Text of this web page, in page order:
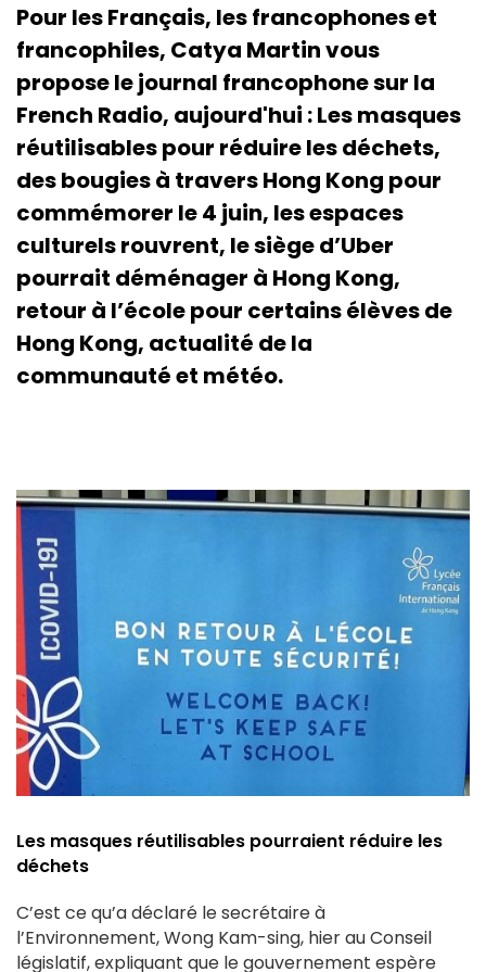
Pour les Français, les francophones et
francophiles, Catya Martin vous
propose le journal francophone sur la
French Radio, aujourd'hui : Les masques
réutilisables pour réduire les déchets,
des bougies à travers Hong Kong pour
commémorer le 4 juin, les espaces
culturels rouvrent, le siège d’Uber
pourrait déménager à Hong Kong,
retour à l’école pour certains élèves de
Hong Kong, actualité de la
communauté et météo.
Les masques réutilisables pourraient réduire les
déchets
C’est ce qu’a déclaré le secrétaire à
l’Environnement, Wong Kam-sing, hier au Conseil
législatif, expliquant que le gouvernement espère